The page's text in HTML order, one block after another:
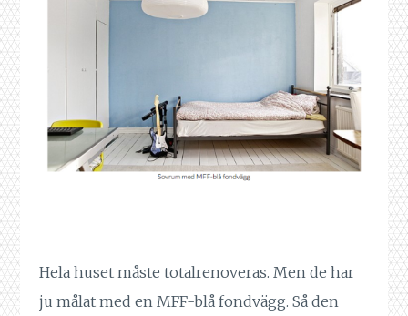
Hela huset måste totalrenoveras. Men de har
ju målat med en MFF-blå fondvägg. Så den